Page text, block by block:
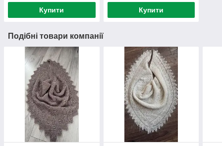
Купити Купити
Подібні товари компанії